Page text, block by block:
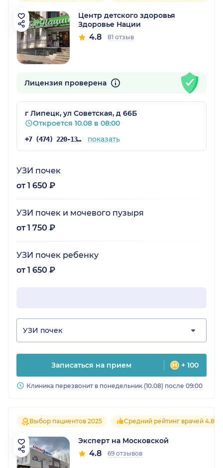
Центр детского здоровья
Здоровье Нации
4.8 81 отзыв
Лицензия проверена
г Липецк, ул Советская, д 66Б
Откроется 10.08 в 08:00
+7 (474) 220-13-86 показать
УЗИ почек
от 1 650 ₽
УЗИ почек и мочевого пузыря
от 1 750 ₽
УЗИ почек ребенку
от 1 650 ₽
УЗИ почек
Записаться на прием + 100
Клиника перезвонит в понедельник (10.08) после 09:00
Выбор пациентов 2025 Средний рейтинг врачей 4.8
Эксперт на Московской
4.8 69 отзывов